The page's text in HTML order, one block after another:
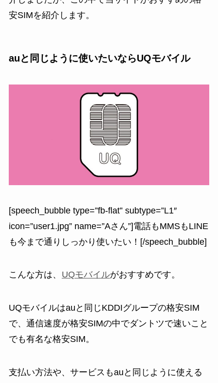
安SIMを紹介します。
auと同じように使いたいならUQモバイル
[speech_bubble type=”fb-flat” subtype=”L1″
icon=”user1.jpg” name=”Aさん”]電話もMMSもLINE
も今まで通りしっかり使いたい！[/speech_bubble]
こんな方は、 UQモバイルがおすすめです。
UQモバイルはauと同じKDDIグループの格安SIM
で、 通信速度が格安SIMの中でダントツで速いこと
でも有名な格安SIM。
支払い方法や、サービスもauと同じように使える